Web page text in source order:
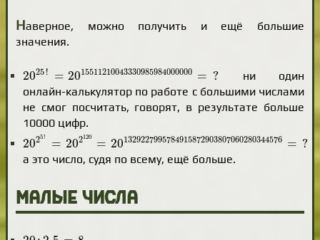
Наверное, можно получить и ещё большие
значения.
2025 ! = 2015511210043330985984000000 = ?
2025 2015511210043330985984000000
ни один
онлайн-калькулятор по работе с большими числами
не смог посчитать, говорят, в результате больше
10000 цифр.
2025! = 202120 = 201329227995784915872903807060280344576 = ?
2025 2120 20
а это число, судя по всему, ещё больше.
Малые числа
20 : 2.5=